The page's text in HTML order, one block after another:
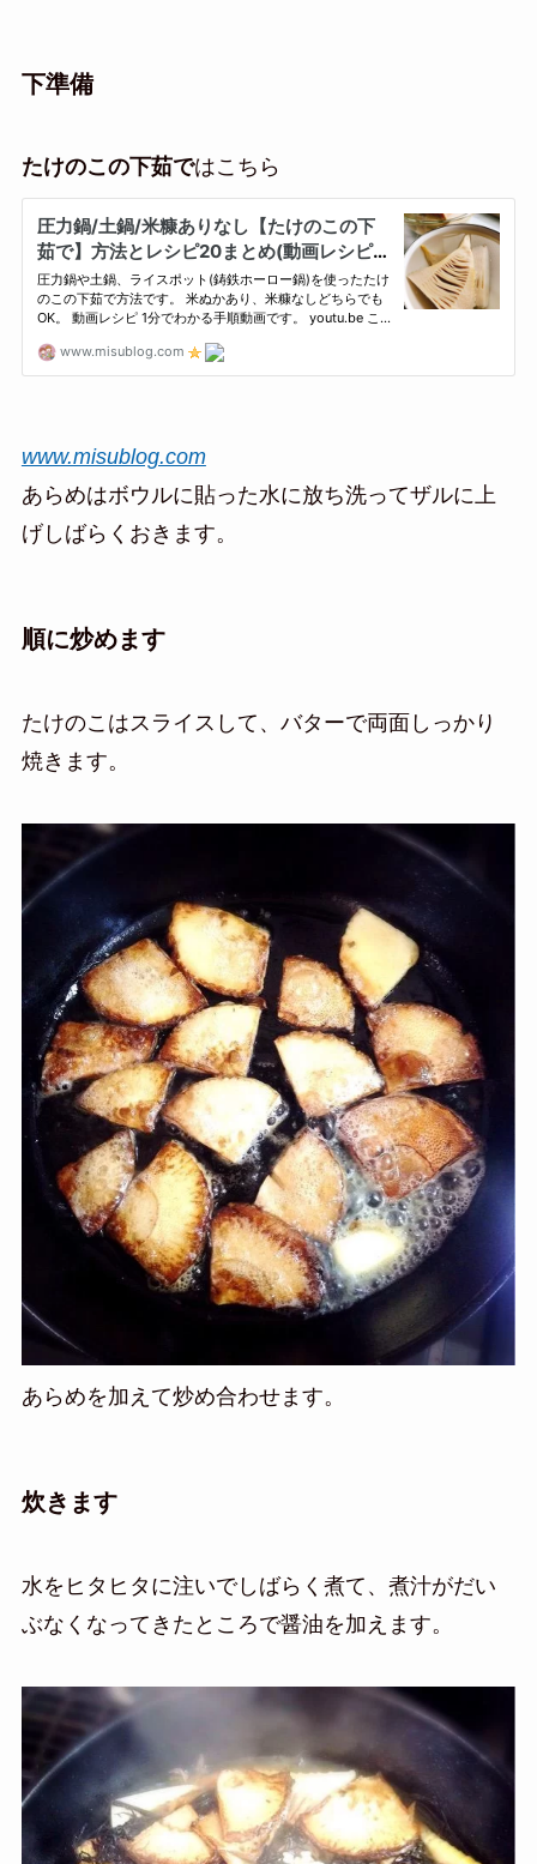
下準備
たけのこの下茹ではこちら
www.misublog.com
あらめはボウルに貼った水に放ち洗ってザルに上
げしばらくおきます。
順に炒めます
たけのこはスライスして、バターで両面しっかり
焼きます。
あらめを加えて炒め合わせます。
炊きます
水をヒタヒタに注いでしばらく煮て、煮汁がだい
ぶなくなってきたところで醤油を加えます。